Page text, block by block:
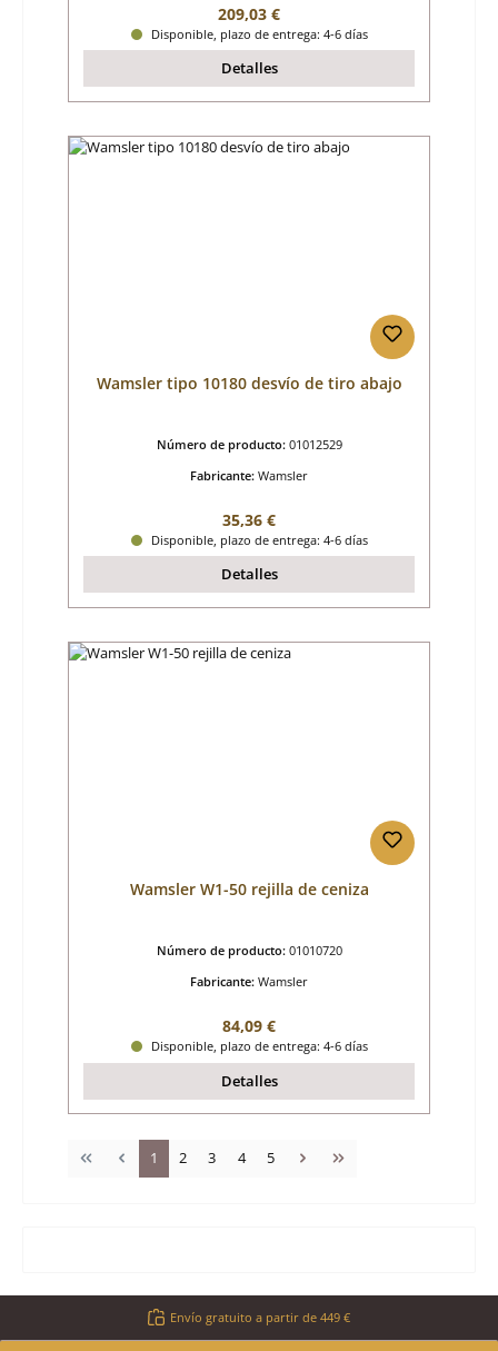
Precio normal:
209,03 €
Disponible, plazo de entrega: 4-6 días
Detalles
Wamsler tipo 10180 desvío de tiro abajo
Número de producto: 01012529
Fabricante: Wamsler
Precio normal:
35,36 €
Disponible, plazo de entrega: 4-6 días
Detalles
Wamsler W1-50 rejilla de ceniza
Número de producto: 01010720
Fabricante: Wamsler
Precio normal:
84,09 €
Disponible, plazo de entrega: 4-6 días
Detalles
Página
1 Página
2 Página
3 Página
4 Página
5
Envío gratuito a partir de 449 €